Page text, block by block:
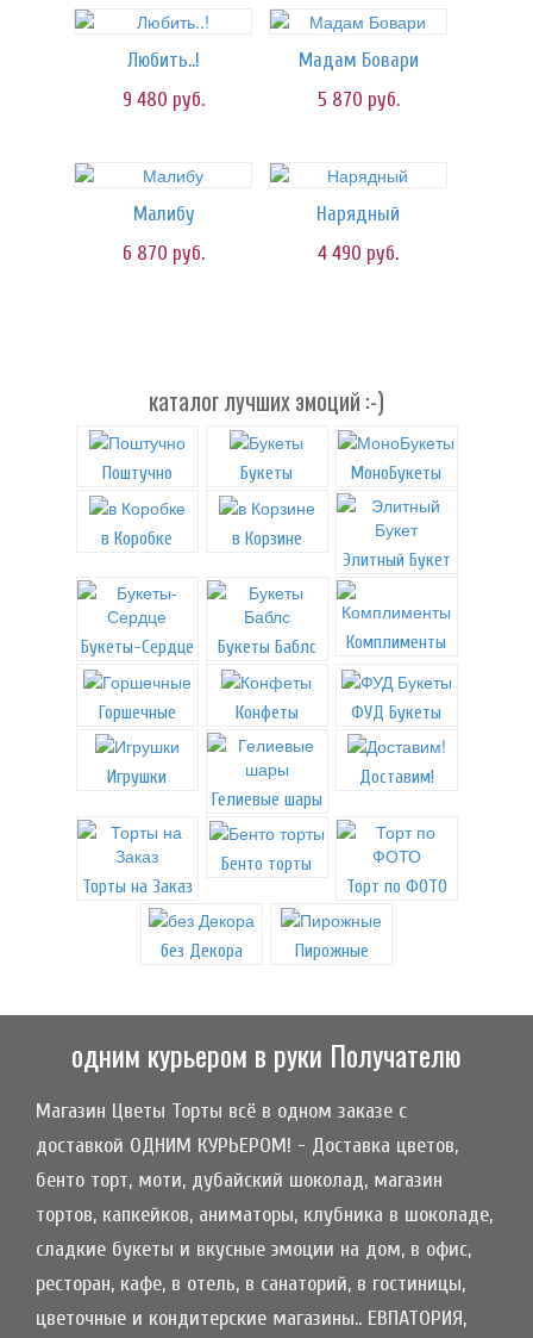
Любить..!
9 480 руб.
Мадам Бовари
5 870 руб.
Малибу
6 870 руб.
Нарядный
4 490 руб.
каталог лучших эмоций :-)
Поштучно Букеты МоноБукеты
в Коробке
в Корзине
Элитный Букет
Букеты-Сердце Букеты Баблс Комплименты
Горшечные Конфеты ФУД Букеты
Игрушки
Гелиевые шары
Доставим!
Торты на Заказ
Бенто торты
Торт по ФОТО
без Декора Пирожные
одним курьером в руки Получателю
Магазин Цветы Торты всё в одном заказе с
доставкой ОДНИМ КУРЬЕРОМ! - Доставка цветов,
бенто торт, моти, дубайский шоколад, магазин
тортов, капкейков, аниматоры, клубника в шоколаде,
сладкие букеты и вкусные эмоции на дом, в офис,
ресторан, кафе, в отель, в санаторий, в гостиницы,
цветочные и кондитерские магазины.. ЕВПАТОРИЯ,